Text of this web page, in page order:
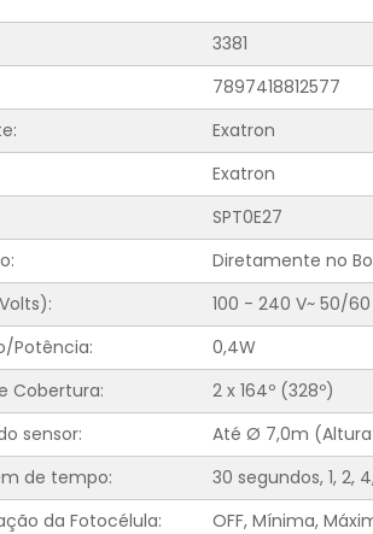
3381
7897418812577
Exatron
Exatron
SPT0E27
Diretamente no
100 - 240 V~ 50/60
Potência:
0,4W
Cobertura:
2 x 164º (328º)
sensor:
Até Ø 7,0m (Altura
de tempo:
30 segundos, 1, 2,
da Fotocélula:
OFF, Mínima,